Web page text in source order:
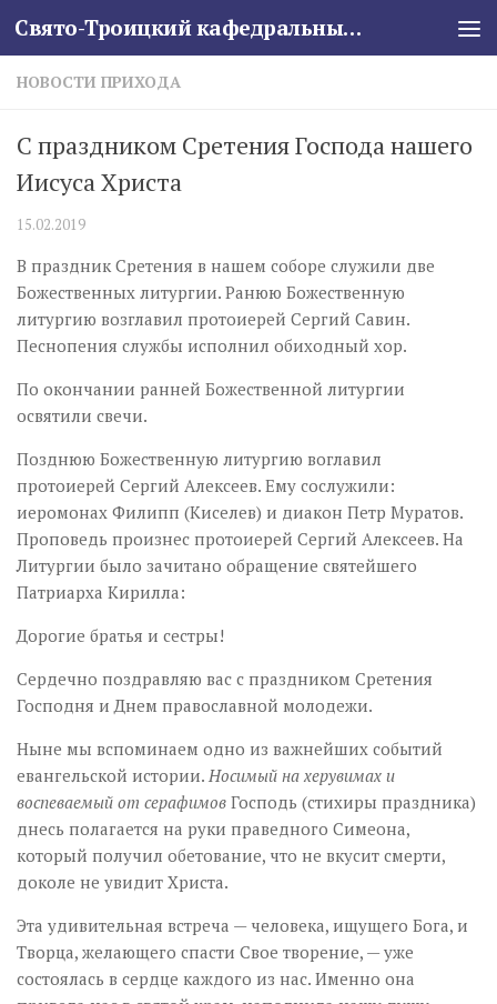
Skip to content Свято-Троицкий кафедральный собор
НОВОСТИ ПРИХОДА
С праздником Сретения Господа нашего
Иисуса Христа
15.02.2019
В праздник Сретения в нашем соборе служили две
Божественных литургии. Ранюю Божественную
литургию возглавил протоиерей Сергий Савин.
Песнопения службы исполнил обиходный хор.
По окончании ранней Божественной литургии
освятили свечи.
Позднюю Божественную литургию воглавил
протоиерей Сергий Алексеев. Ему сослужили:
иеромонах Филипп (Киселев) и диакон Петр Муратов.
Проповедь произнес протоиерей Сергий Алексеев. На
Литургии было зачитано обращение святейшего
Патриарха Кирилла:
Дорогие братья и сестры!
Сердечно поздравляю вас с праздником Сретения
Господня и Днем православной молодежи.
Ныне мы вспоминаем одно из важнейших событий
евангельской истории. Носимый на херувимах и
воспеваемый от серафимов Господь (стихиры праздника)
днесь полагается на руки праведного Симеона,
который получил обетование, что не вкусит смерти,
доколе не увидит Христа.
Эта удивительная встреча — человека, ищущего Бога, и
Творца, желающего спасти Свое творение, — уже
состоялась в сердце каждого из нас. Именно она